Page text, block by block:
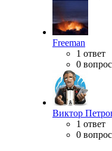
Freeman
1 ответ
0
Виктор
1 ответ
0